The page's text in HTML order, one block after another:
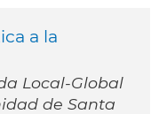
a la
Local-Global
de Santa